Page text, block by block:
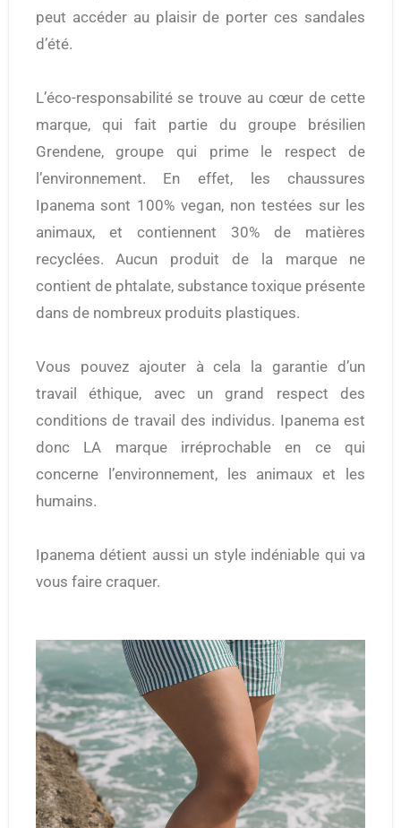
peut accéder au plaisir de porter ces sandales
d’été.
L’éco-responsabilité se trouve au cœur de cette
marque, qui fait partie du groupe brésilien
Grendene, groupe qui prime le respect de
l’environnement. En effet, les chaussures
Ipanema sont 100% vegan, non testées sur les
animaux, et contiennent 30% de matières
recyclées. Aucun produit de la marque ne
contient de phtalate, substance toxique présente
dans de nombreux produits plastiques.
Vous pouvez ajouter à cela la garantie d’un
travail éthique, avec un grand respect des
conditions de travail des individus. Ipanema est
donc LA marque irréprochable en ce qui
concerne l’environnement, les animaux et les
humains.
Ipanema détient aussi un style indéniable qui va
vous faire craquer.